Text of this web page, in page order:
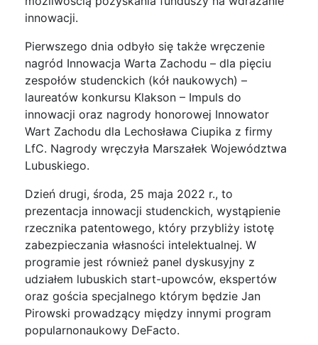
innowacji.
Pierwszego dnia odbyło się także wręczenie
nagród Innowacja Warta Zachodu – dla pięciu
zespołów studenckich (kół naukowych) –
laureatów konkursu Klakson – Impuls do
innowacji oraz nagrody honorowej Innowator
Wart Zachodu dla Lechosława Ciupika z firmy
LfC. Nagrody wręczyła Marszałek Województwa
Lubuskiego.
Dzień drugi, środa, 25 maja 2022 r., to
prezentacja innowacji studenckich, wystąpienie
rzecznika patentowego, który przybliży istotę
zabezpieczania własności intelektualnej. W
programie jest również panel dyskusyjny z
udziałem lubuskich start-upowców, ekspertów
oraz gościa specjalnego którym będzie Jan
Pirowski prowadzący między innymi program
popularnonaukowy DeFacto.